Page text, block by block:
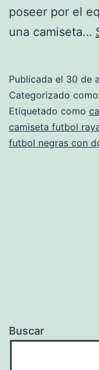
poseer por el
una camiseta…
Publicada el 30 de
Categorizado como
Etiquetado como
camiseta futbol
futbol negras con
Buscar